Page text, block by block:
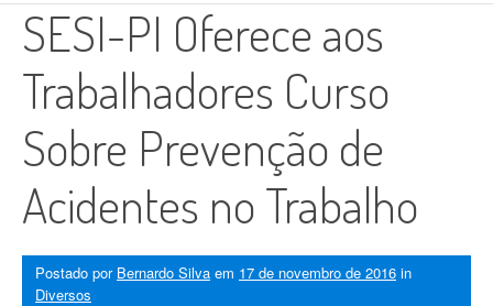
SESI-PI Oferece aos
Trabalhadores Curso
Sobre Prevenção de
Acidentes no Trabalho
Postado por Bernardo Silva em 17 de novembro de 2016 in
Diversos